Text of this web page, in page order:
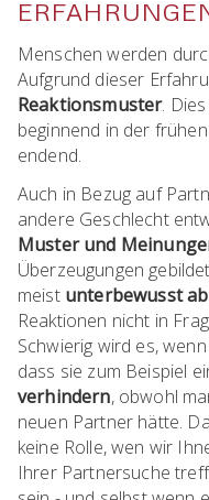
Menschen werden
Aufgrund dieser
Reaktionsmuster.
beginnend in der
endend.
Auch in Bezug auf
andere Geschlecht
Muster und
Überzeugungen
meist unterbewusst ab
Reaktionen nicht in
Schwierig wird es,
dass sie zum Beispiel
verhindern, obwohl
neuen Partner hätte.
keine Rolle, wen wir
Ihrer Partnersuche